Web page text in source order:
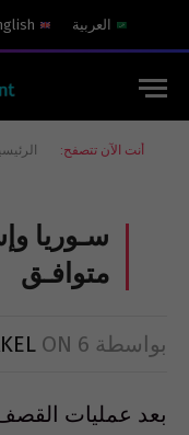
العربية
أنت الآن تتصفح:
سـوريا
متوافـق
بواسطة ON 6 يونيو 2013
بعد عمليات